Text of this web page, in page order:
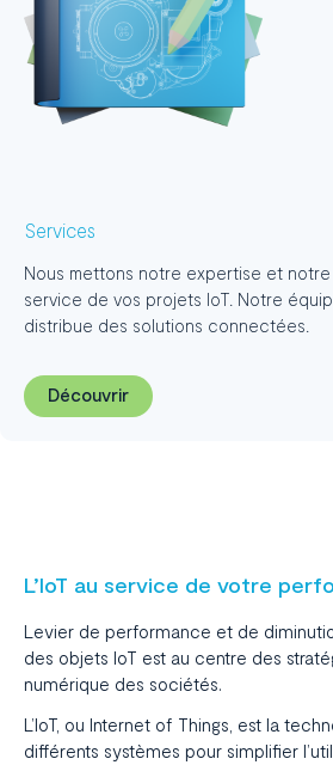
Services
Nous mettons notre expertise et
service de vos projets IoT. Notre
distribue des solutions connectées.
Découvrir
L’IoT au service de votre
Levier de performance et de
des objets IoT est au centre des
numérique des sociétés.
L’IoT, ou Internet of Things, est la
différents systèmes pour simplifier